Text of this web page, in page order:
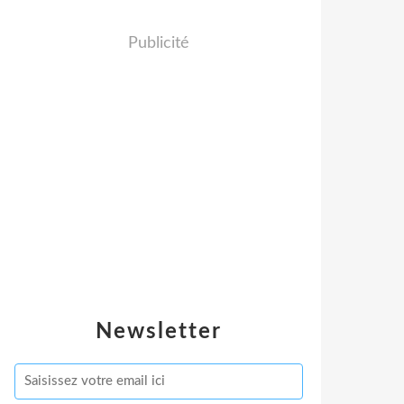
Newsletter
Publicité